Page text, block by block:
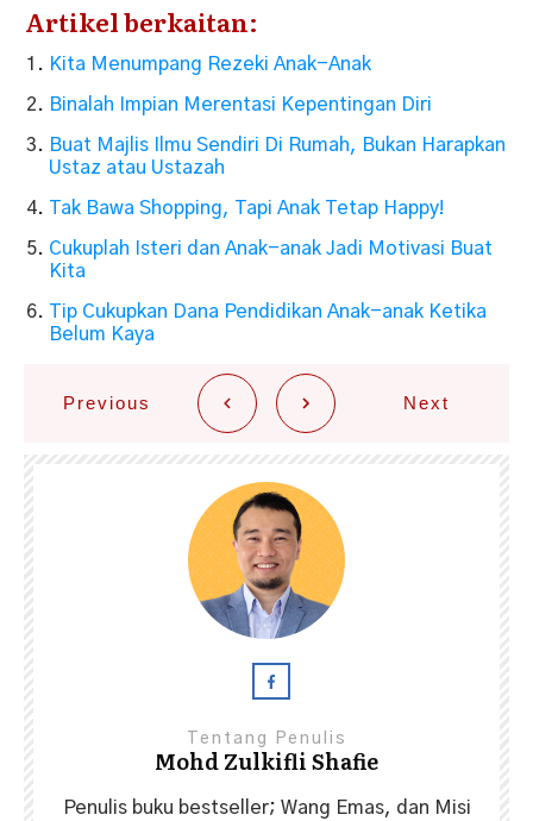
Artikel berkaitan:
Kita Menumpang Rezeki Anak-Anak
Binalah Impian Merentasi Kepentingan Diri
Buat Majlis Ilmu Sendiri Di Rumah, Bukan Harapkan
Ustaz atau Ustazah
Tak Bawa Shopping, Tapi Anak Tetap Happy!
Cukuplah Isteri dan Anak-anak Jadi Motivasi Buat
Kita
Tip Cukupkan Dana Pendidikan Anak-anak Ketika
Belum Kaya
Previous Next
Tentang Penulis
Mohd Zulkifli Shafie
Penulis buku bestseller; Wang Emas, dan Misi